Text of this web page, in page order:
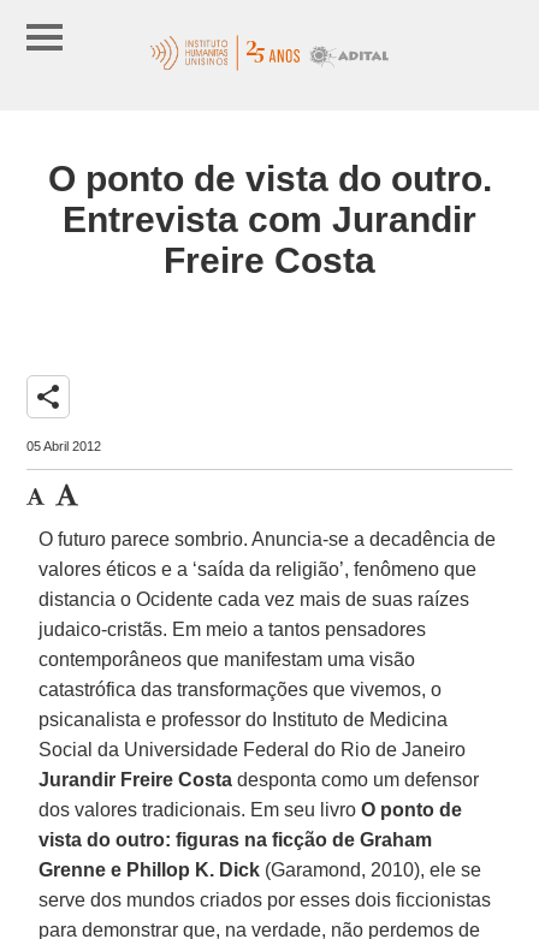
O ponto de vista do outro.
Entrevista com Jurandir
Freire Costa
share
05 Abril 2012
O futuro parece sombrio. Anuncia-se a decadência de
valores éticos e a ‘saída da religião’, fenômeno que
distancia o Ocidente cada vez mais de suas raízes
judaico-cristãs. Em meio a tantos pensadores
contemporâneos que manifestam uma visão
catastrófica das transformações que vivemos, o
psicanalista e professor do Instituto de Medicina
Social da Universidade Federal do Rio de Janeiro
Jurandir Freire Costa desponta como um defensor
dos valores tradicionais. Em seu livroO ponto de
vista do outro: figuras na ficção de Graham
Grenne e Phillop K. Dick (Garamond, 2010), ele se
serve dos mundos criados por esses dois ficcionistas
para demonstrar que, na verdade, não perdemos de